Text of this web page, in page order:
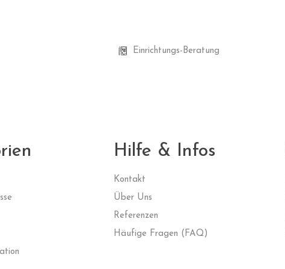
Einrichtungs-Beratung
Hilfe & Infos
Kontakt
Über Uns
Referenzen
Häufige Fragen (FAQ)